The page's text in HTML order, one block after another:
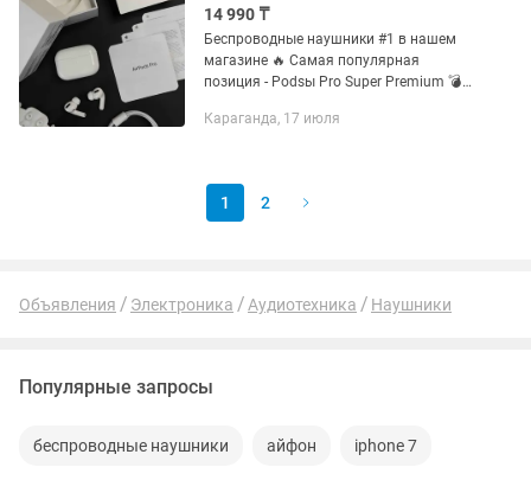
14 990 ₸
Беспроводные наушники #1 в нашем
магазине 🔥 Самая популярная
позиция - Podsы Pro Super Premium 💣
подарок 🎁 Цена со скидкой для наших
Караганда, 17 июля
1 2
Объявления Электроника Аудиотехника Наушники
Популярные запросы
беспроводные наушники айфон iphone 7